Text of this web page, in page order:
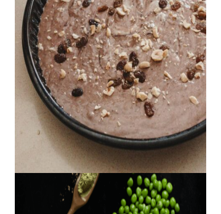
Novinka v Mlyne Trenčan: pohánkový perník jednoducho a